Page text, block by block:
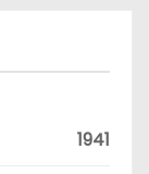
1941